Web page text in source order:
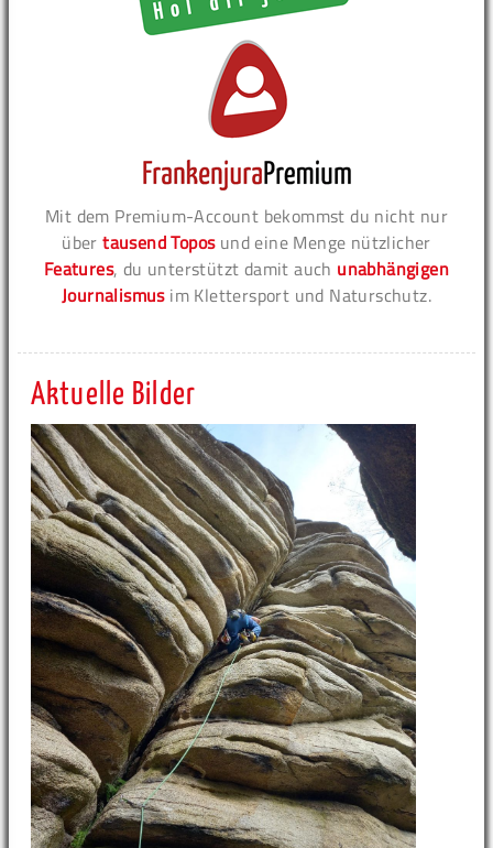
Mit dem Premium-Account bekommst du nicht nur
übertausend Toposund eine Menge nützlicher
Features, du unterstützt damit auch unabhängigen
Journalismusim Klettersport und Naturschutz.
Aktuelle Bilder